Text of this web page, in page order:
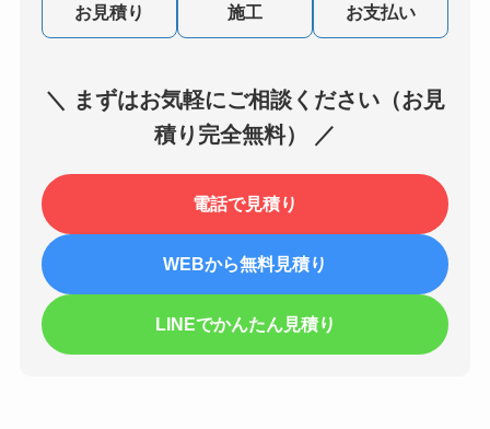
お見積り 施工 お支払い
＼ まずはお気軽にご相談ください（お見
積り完全無料） ／
電話で見積り
WEBから無料見積り
LINEでかんたん見積り